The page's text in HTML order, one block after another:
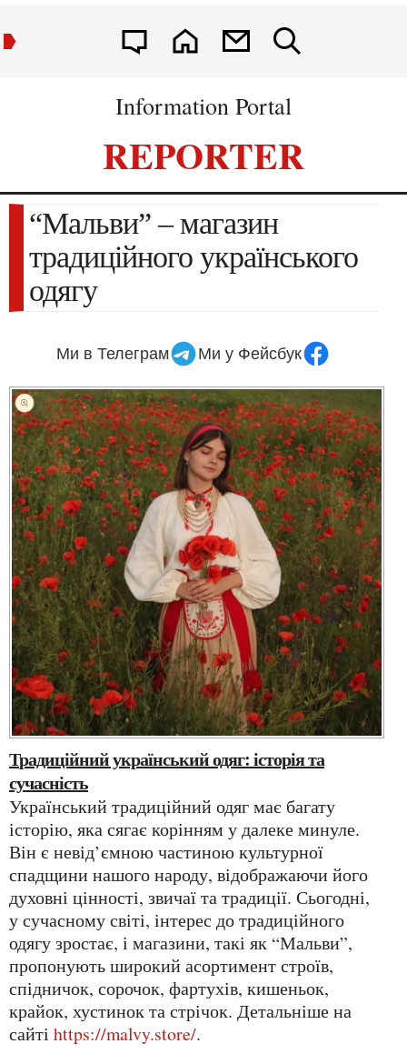
Information Portal
REPORTER
“Мальви” – магазин
традиційного українського
одягу
Ми в Телеграм Ми у Фейсбук
Традиційний український одяг: історія та
сучасність
Український традиційний одяг має багату
історію, яка сягає корінням у далеке минуле.
Він є невід’ємною частиною культурної
спадщини нашого народу, відображаючи його
духовні цінності, звичаї та традиції. Сьогодні,
у сучасному світі, інтерес до традиційного
одягу зростає, і магазини, такі як “Мальви”,
пропонують широкий асортимент строїв,
спідничок, сорочок, фартухів, кишеньок,
крайок, хустинок та стрічок. Детальніше на
сайті https://malvy.store/.